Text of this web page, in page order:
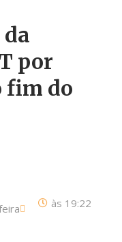
por
fim do
às 19:22